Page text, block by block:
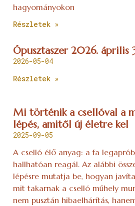
hagyományokon
Részletek »
Ópusztaszer 2026. április
2026-05-04
Részletek »
Mi történik a csellóval a
lépés, amitől új életre kel
2025-09-05
A cselló élő anyag: a fa
hallhatóan reagál. Az alábbi
lépésre mutatja be, hogyan
mit takarnak a cselló műhely
nem pusztán hibaelhárítás,